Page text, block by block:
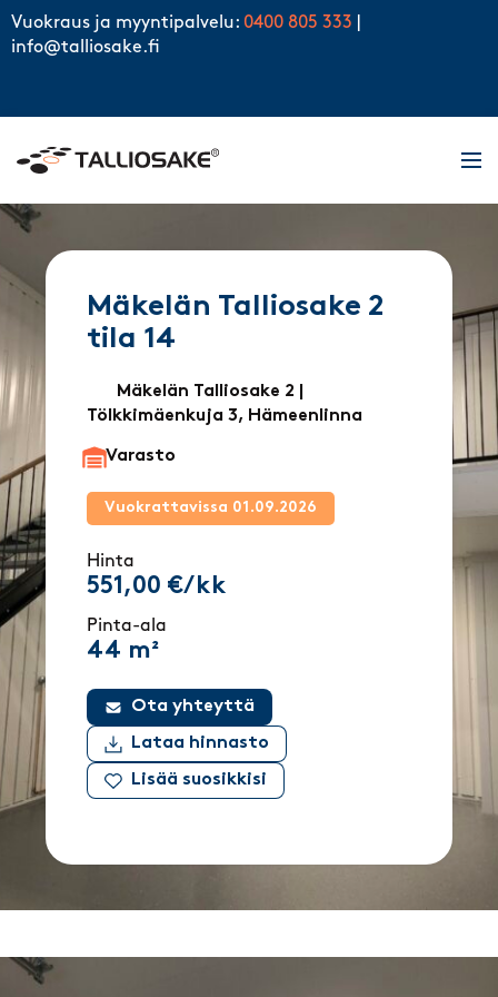
Skip to content
Vuokraus ja myyntipalvelu: 0400 805 333
info@talliosake.fi
Mäkelän Talliosake 2
tila 14
Mäkelän Talliosake 2
Tölkkimäenkuja 3, Hämeenlinna
Varasto
Vuokrattavissa 01.09.2026
Hinta
551,00 €/kk
Pinta-ala
44 m²
Ota yhteyttä
Lataa hinnasto
Lisää suosikkisi